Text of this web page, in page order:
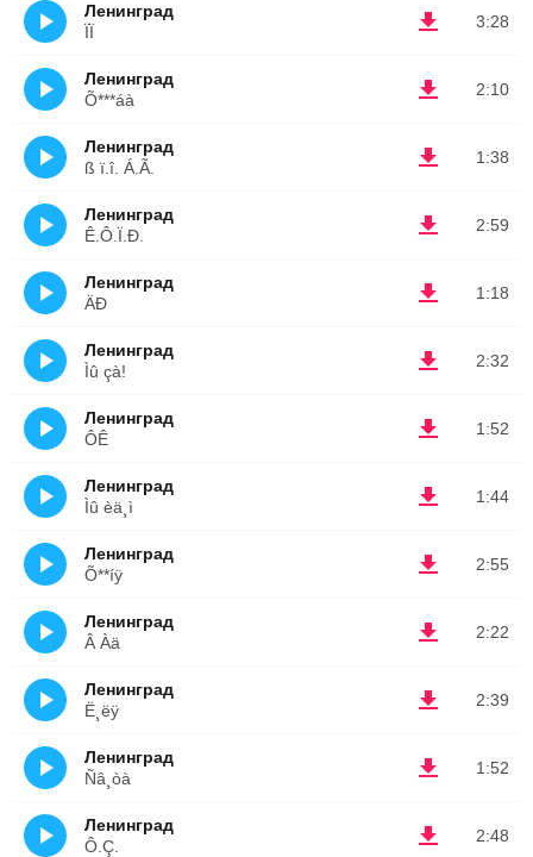
3:28
Ленинград
ÏÏ
2:10
Ленинград
Õ***áà
1:38
Ленинград
ß ï.î. Á.Ã.
2:59
Ленинград
Ê.Ô.Ï.Ð.
1:18
Ленинград
ÄÐ
2:32
Ленинград
Ìû çà!
1:52
Ленинград
ÔÊ
1:44
Ленинград
Ìû èä¸ì
2:55
Ленинград
Õ**íÿ
2:22
Ленинград
Â Àä
2:39
Ленинград
Ë¸ëÿ
1:52
Ленинград
Ñâ¸òà
2:48
Ленинград
Ô.Ç.